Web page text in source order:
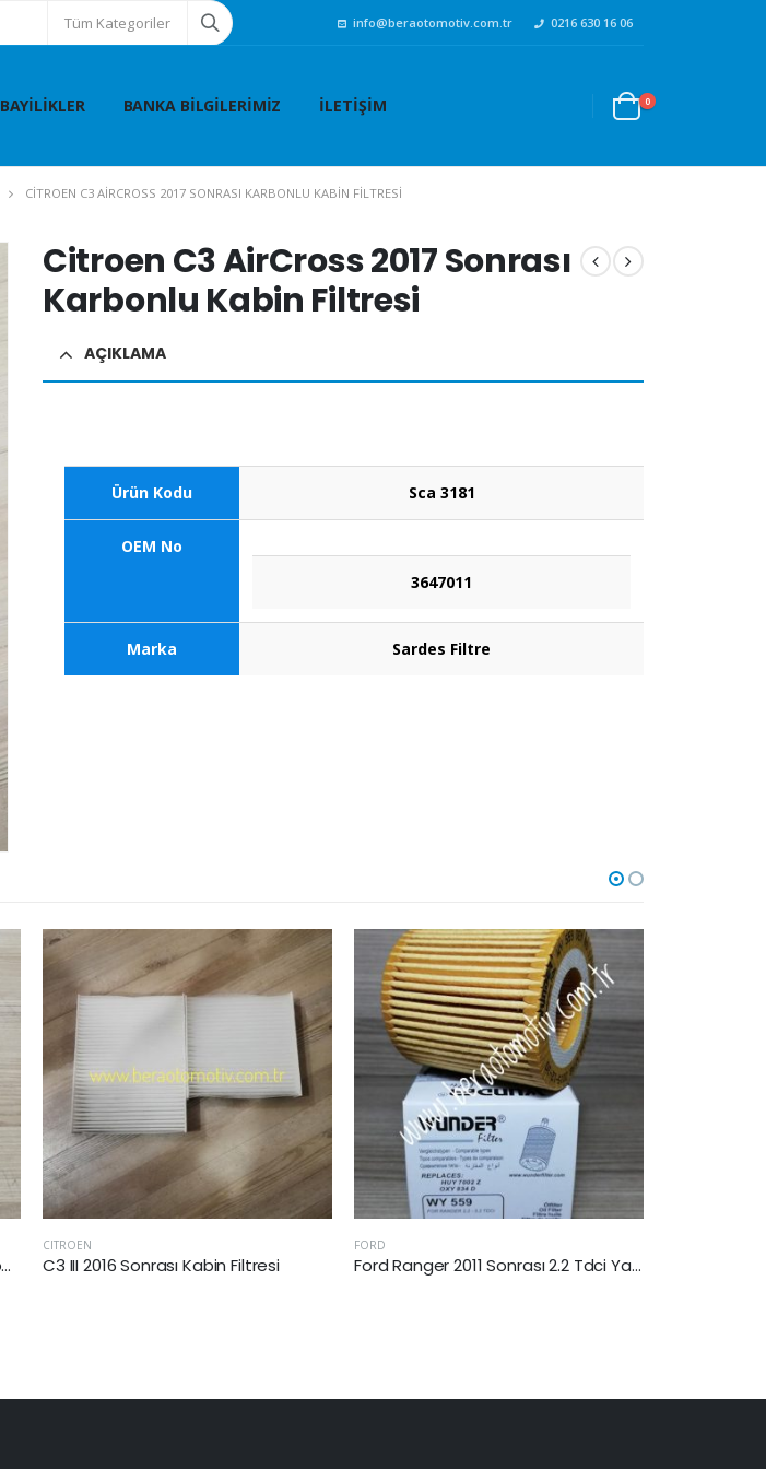
Tüm Kategoriler info@beraotomotiv.com.tr 0216 630 16 06
BAYILIKLER BANKA BILGILERIMIZ İLETIŞIM 0
CITROEN C3 AIRCROSS 2017 SONRASI KARBONLU KABIN FILTRESI
Citroen C3 AirCross 2017 Sonrası
Karbonlu Kabin Filtresi
AÇIKLAMA
Ürün Kodu Sca 3181
OEM No
3647011
Marka Sardes Filtre
FORD CITROEN
C3 II 2012 Sonrası Kabin Filtresi